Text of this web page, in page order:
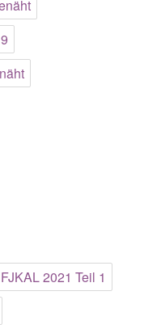
FJKAL 2021 Teil 1